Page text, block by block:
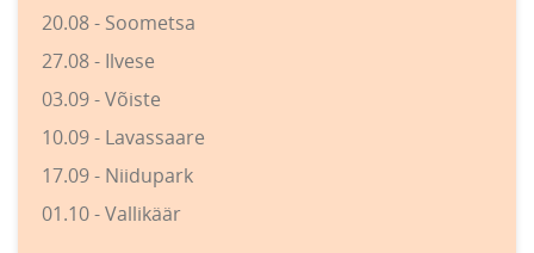
20.08 - Soometsa
27.08 - Ilvese
03.09 - Võiste
10.09 - Lavassaare
17.09 - Niidupark
01.10 - Vallikäär